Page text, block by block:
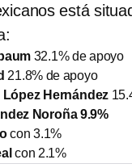
está
32.1% de apoyo
21.8% de apoyo
Hernández
Noroña 9.9%
con 3.1%
con 2.1%